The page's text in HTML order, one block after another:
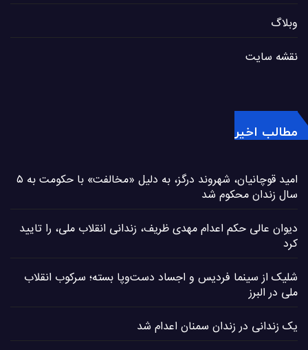
وبلاگ
نقشه سایت
مطالب اخیر
امید قوچانیان، شهروند درگز، به دلیل «مخالفت» با حکومت به ۵
سال زندان محکوم شد
دیوان عالی حکم اعدام مهدی ظریف، زندانی انقلاب ملی، را تایید
کرد
شلیک از سینما فردیس و اجساد دست‌وپا بسته؛ سرکوب انقلاب
ملی در البرز
یک زندانی در زندان سمنان اعدام شد